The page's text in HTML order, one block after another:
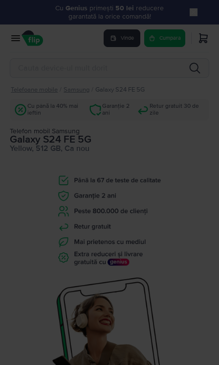
Cu Genius primești 50 lei reducere
garantată la orice comandă!
Vinde Cumpara
Telefoane mobile Samsung Galaxy S24 FE 5G
Cu până la 40% mai
ieftin
Garanție 2
ani
Retur gratuit 30 de
zile
Telefon mobil Samsung
Galaxy S24 FE 5G
Yellow, 512 GB, Ca nou